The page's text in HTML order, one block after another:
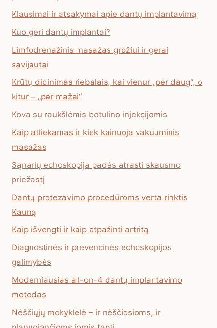
Klausimai ir atsakymai apie dantų implantavimą
Kuo geri dantų implantai?
Limfodrenažinis masažas grožiui ir gerai
savijautai
Krūtų didinimas riebalais, kai vienur „per daug“, o
kitur – „per mažai“
Kova su raukšlėmis botulino injekcijomis
Kaip atliekamas ir kiek kainuoja vakuuminis
masažas
Sąnarių echoskopija padės atrasti skausmo
priežastį
Dantų protezavimo procedūroms verta rinktis
Kauną
Kaip išvengti ir kaip atpažinti artritą
Diagnostinės ir prevencinės echoskopijos
galimybės
Moderniausias all-on-4 dantų implantavimo
metodas
Nėščiųjų mokyklėlė – ir nėščiosioms, ir